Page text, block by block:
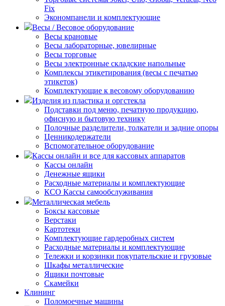
Fix
Экономпанели и комплектующие
Весы / Весовое оборудование
Весы крановые
Весы лабораторные, ювелирные
Весы торговые
Весы электронные складские напольные
Комплексы этикетирования (весы с печатью
этикеток)
Комплектующие к весовому оборудованию
Изделия из пластика и оргстекла
Подставки под меню, печатную продукцию,
офисную и бытовую технику
Полочные разделители, толкатели и задние опоры
Ценникодержатели
Вспомогательное оборудование
Кассы онлайн и все для кассовых аппаратов
Кассы онлайн
Денежные ящики
Расходные материалы и комплектующие
КСО Кассы самообслуживания
Металлическая мебель
Боксы кассовые
Верстаки
Картотеки
Комплектующие гардеробных систем
Расходные материалы и комплектующие
Тележки и корзинки покупательские и грузовые
Шкафы металлические
Ящики почтовые
Скамейки
Клининг
Поломоечные машины